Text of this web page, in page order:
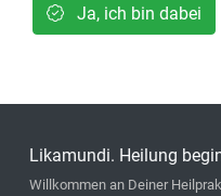
Ja, ich bin dabei
Likamundi. Heilung
Willkommen an Deiner